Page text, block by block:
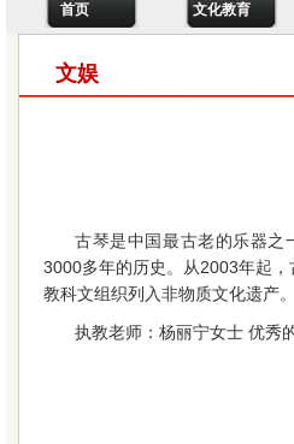
首页 文化教育
文娱
古琴是中国最古老的乐器之
3000多年的历史。从2003年起，
教科文组织列入非物质文化遗产。
执教老师：杨丽宁女士 优秀